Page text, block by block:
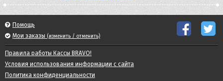
Помощь
Мои заказы (изменить / отменить)
Правила работы Кассы BRAVO!
Условия использования информации с сайта
Политика конфиденциальности